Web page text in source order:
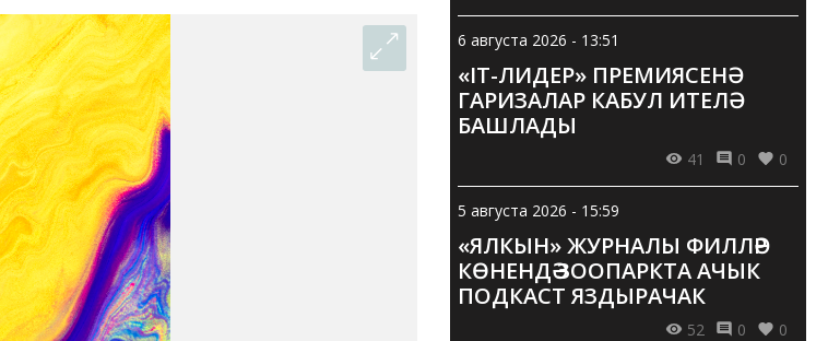
6 августа 2026 - 13:51
«IT-ЛИДЕР» ПРЕМИЯСЕНӘ
ГАРИЗАЛАР КАБУЛ ИТЕЛӘ
БАШЛАДЫ
41 0 0
5 августа 2026 - 15:59
«ЯЛКЫН» ЖУРНАЛЫ ФИЛЛӘР
КӨНЕНДӘ ЗООПАРКТА АЧЫК
ПОДКАСТ ЯЗДЫРАЧАК
52 0 0